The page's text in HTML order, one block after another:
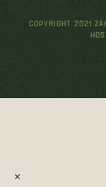
COPYRIGHT 2021
×